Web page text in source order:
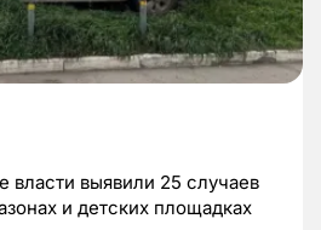
власти выявили 25 случаев
и детских площадках